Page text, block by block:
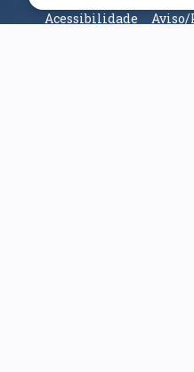
Acessibilidade